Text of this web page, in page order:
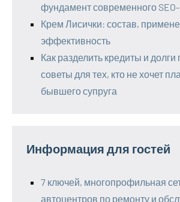
фундамент современного
Крем Лисички: состав,
эффективность
Как разделить кредиты и
советы для тех, кто не хочет
бывшего супруга
Информация для гостей
7 ключей, многопрофильная
автоцентров по ремонту и